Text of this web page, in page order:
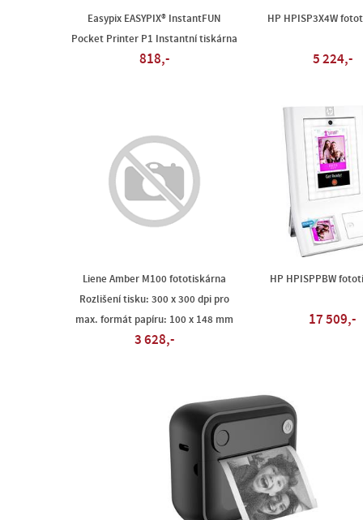
Easypix EASYPIX® InstantFUN
Pocket Printer P1 Instantní tiskárna
818,-
HP HPISP3X4W
5 224,-
Liene Amber M100 fototiskárna
Rozlišení tisku: 300 x 300 dpi pro
max. formát papíru: 100 x 148 mm
3 628,-
HP HPISPPBW
17 509,-